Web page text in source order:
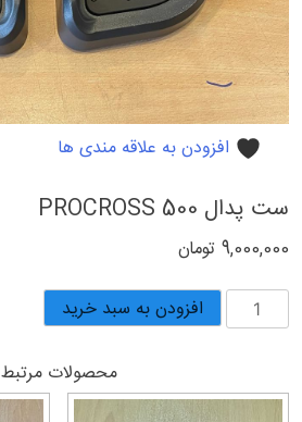
افزودن به علاقه مندی ها
ست پدال PROCROSS 500
9,000,000 تومان
ست
پدال
عدد
افزودن به سبد خرید
محصولات مرتبط